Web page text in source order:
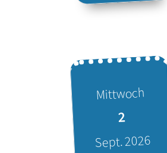
Datum: 2.
Mittwoch
2
Sept. 2026